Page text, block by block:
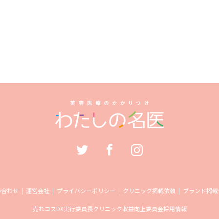
わせ 運営会社 プライバシーポリシー クリニック掲載依頼 ブランド掲
売れコスDX実行委員長クリニック収益向上委員会採用情報